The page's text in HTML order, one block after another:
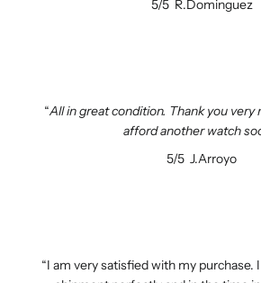
5/5R.Dominguez
All in great condition. Thank you very
afford another watch
5/5 J.Arroyo
I am very satisfied with my purchase.